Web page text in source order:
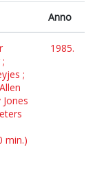
Anno
;
min.)
1985.